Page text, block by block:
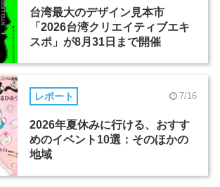
台湾最大のデザイン見本市
「2026台湾クリエイティブエキ
スポ」が8月31日まで開催
レポート 7/16
2026年夏休みに行ける、おすす
めのイベント10選：そのほかの
地域